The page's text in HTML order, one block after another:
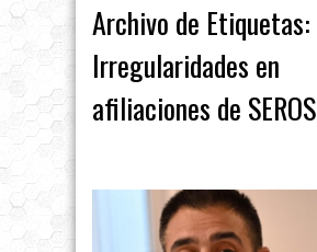
Archivo de Etiquetas:
Irregularidades en
afiliaciones de SEROS